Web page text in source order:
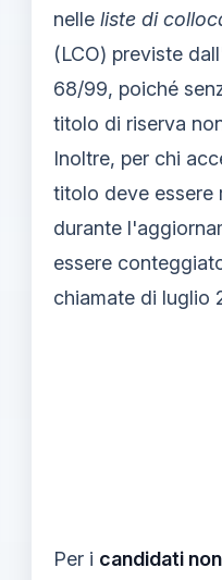
nelle liste di
(LCO) previste
68/99, poiché
titolo di riserva
Inoltre, per chi
titolo deve essere
durante
essere
chiamate di luglio
Per i candidati